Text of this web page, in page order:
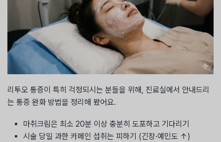
리투오 통증이 특히 걱정되시는 분들을 위해, 진료실에서 안내드리
는 통증 완화 방법을 정리해 봤어요.
마취크림은 최소 20분 이상 충분히 도포하고 기다리기
시술 당일 과한 카페인 섭취는 피하기 (긴장·예민도 ↑)